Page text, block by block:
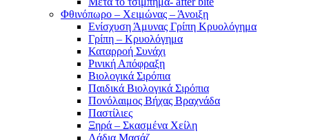
Φθινόπωρο – Χειμώνας – Άνοιξη
Ενίσχυση Άμυνας Γρίπη Κρυολόγημα
Γρίπη – Κρυολόγημα
Καταρροή Συνάχι
Ρινική Απόφραξη
Βιολογικά Σιρόπια
Παιδικά Βιολογικά Σιρόπια
Πονόλαιμος Βήχας Βραχνάδα
Παστίλιες
Ξηρά – Σκασμένα Χείλη